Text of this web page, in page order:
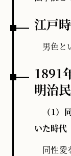
江戸
男色と
1891
明治
（1
いた時代
同性愛